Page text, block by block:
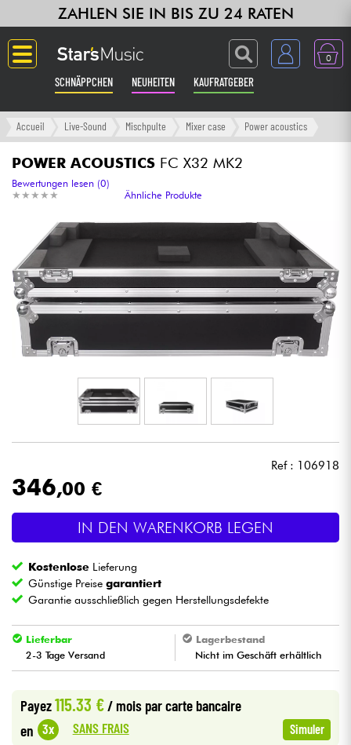
ZAHLEN SIE IN BIS ZU 24 RATEN
0
SCHNÄPPCHEN NEUHEITEN KAUFRATGEBER
Langue
Gitarre & Bass
Verstärker & Effekte
Klaviere & Piano
Synths & samplers
Mikros
Live-Sound
Licht
Drums
Violinen & Quartett
Kinder
Accueil Live-Sound Mischpulte Mixer case Power acoustics
POWER ACOUSTICS FC X32 MK2
★ ★ ★ ★ ★
★ ★ ★ ★ ★
Bewertungen lesen (0)
Ähnliche Produkte
Ref : 106918
346,00 €
IN DEN WARENKORB LEGEN
Kostenlose Lieferung
Günstige Preisegarantiert
Garantie ausschließlich gegen Herstellungsdefekte
Lieferbar
2-3 Tage Versand
Lagerbestand
Nicht im Geschäft erhältlich
Payez115.33 €/ mois par carte bancaire
en 3x SANS FRAIS Simuler